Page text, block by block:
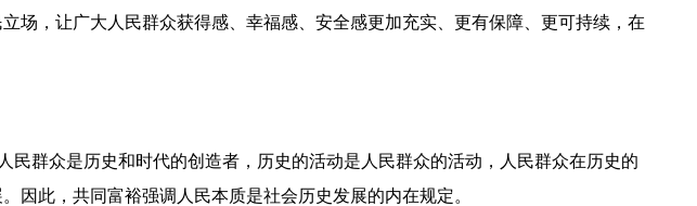
场，让广大人民群众获得感、幸福感、安全感更加充实、更有保障、更可持续，在
群众是历史和时代的创造者，历史的活动是人民群众的活动，人民群众在历史的
因此，共同富裕强调人民本质是社会历史发展的内在规定。